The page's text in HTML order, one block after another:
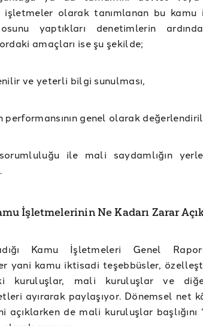
olarak tanımlanan bu kamu
yaptıkları denetimlerin
amaçları ise şu şekilde;
ve yeterli bilgi sunulması,
performansının genel olarak
ile mali saydamlığın
İşletmelerinin Ne Kadarı Zarar
Kamu İşletmeleri Genel
yani kamu iktisadi teşebbüsler,
kuruluşlar, mali kuruluşlar ve
ayırarak paylaşıyor. Dönemsel net
açıklarken de mali kuruluşlar başlığını